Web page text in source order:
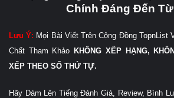
Chính Đáng Đến
Lưu Ý: Mọi Bài Viết Trên Cộng Đồng TopnList
Chất Tham Khảo KHÔNG XẾP HẠNG,
XẾP THEO SỐ THỨ TỰ.
Hãy Dám Lên Tiếng Đánh Giá, Review, Bình